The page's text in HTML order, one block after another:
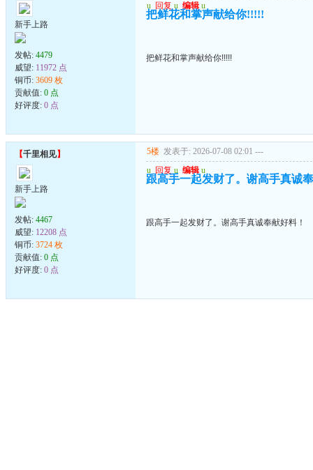
新手上路
发帖: 4479
威望: 11972 点
铜币: 3609 枚
贡献值: 0 点
好评度: 0 点
u 回复 u 编辑 u
把鲜花和掌声献给你!!!!!
把鲜花和掌声献给你!!!!!
【千里相见】
新手上路
发帖: 4467
威望: 12208 点
铜币: 3724 枚
贡献值: 0 点
好评度: 0 点
5楼 发表于: 2026-07-08 02:01 ---
u 回复 u 编辑 u
跟高手一起发财了。谢高手真诚
跟高手一起发财了。谢高手真诚奉献好料！